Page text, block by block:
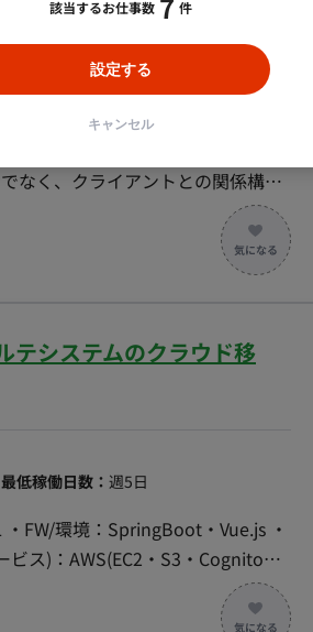
通貫で担当するフルスタックエ
なく、クライアントとの関係構
らの手でプロジェクトを推進して
制御技術（Windows/Linuxベース
クライアントへの提案書作成、
」が必要な現場への直接訪問およ
方 週稼働日数：
（コアタイム：10時〜15時）
テシステムのクラウド移
最低稼働日数： 週5日
FW/環境：SpringBoot・Vue.js ・
ス)：AWS(EC2・S3・Cognito・
【案件概要】 医療系電子カルテシ
クトです。 既存オンプレミス環境
該当するお仕事数 件
設定する
キャンセル